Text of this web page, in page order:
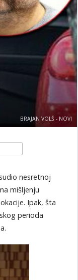
BRAJAN VOLŠ - NOVI
nesretnoj
mišljenju
Ipak, šta
perioda